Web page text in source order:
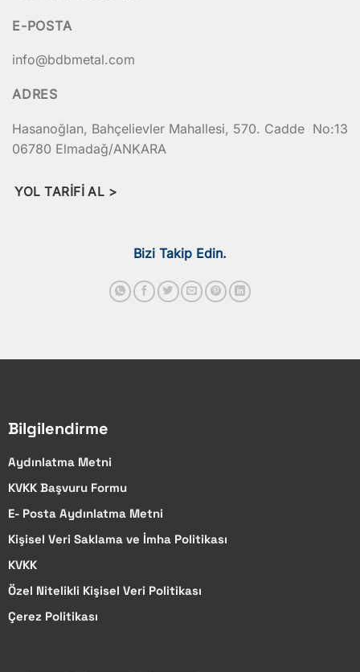
E-POSTA
info@bdbmetal.com
ADRES
Hasanoğlan, Bahçelievler Mahallesi, 570. Cadde No:13
06780 Elmadağ/ANKARA
YOL TARIFI AL >
Bizi Takip Edin.
Bilgilendirme
Aydınlatma Metni
KVKK Başvuru Formu
E- Posta Aydınlatma Metni
Kişisel Veri Saklama ve İmha Politikası
KVKK
Özel Nitelikli Kişisel Veri Politikası
Çerez Politikası